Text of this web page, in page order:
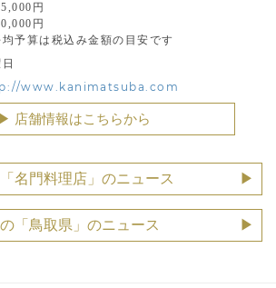
円
円
予算は税込み金額の目安です
www.kanimatsuba.com
▶︎ 店舗情報はこちらから
名門料理店」のニュース
「鳥取県」のニュース